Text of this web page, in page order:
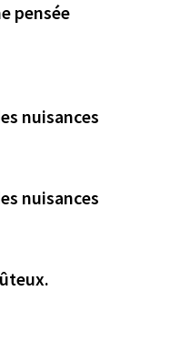
pensée
nuisances
nuisances